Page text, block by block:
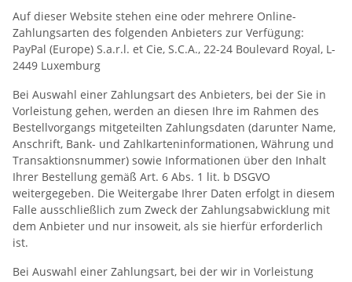
Auf dieser Website stehen eine oder mehrere Online-
Zahlungsarten des folgenden Anbieters zur Verfügung:
PayPal (Europe) S.a.r.l. et Cie, S.C.A., 22-24 Boulevard Royal, L-
2449 Luxemburg
Bei Auswahl einer Zahlungsart des Anbieters, bei der Sie in
Vorleistung gehen, werden an diesen Ihre im Rahmen des
Bestellvorgangs mitgeteilten Zahlungsdaten (darunter Name,
Anschrift, Bank- und Zahlkarteninformationen, Währung und
Transaktionsnummer) sowie Informationen über den Inhalt
Ihrer Bestellung gemäß Art. 6 Abs. 1 lit. b DSGVO
weitergegeben. Die Weitergabe Ihrer Daten erfolgt in diesem
Falle ausschließlich zum Zweck der Zahlungsabwicklung mit
dem Anbieter und nur insoweit, als sie hierfür erforderlich
ist.
Bei Auswahl einer Zahlungsart, bei der wir in Vorleistung